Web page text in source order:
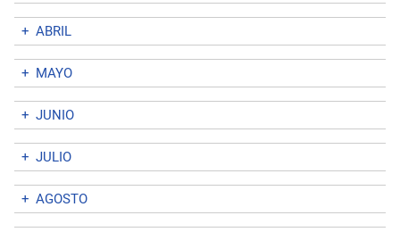
+ ABRIL
+ MAYO
+ JUNIO
+ JULIO
+ AGOSTO